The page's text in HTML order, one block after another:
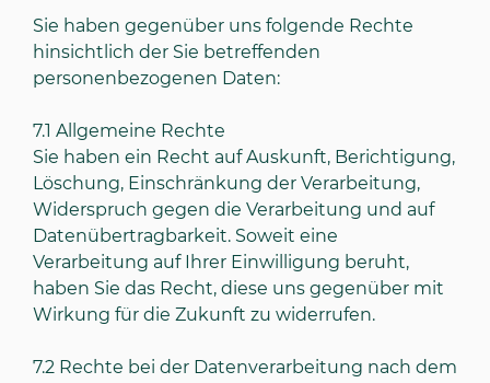
Sie haben gegenüber uns folgende Rechte
hinsichtlich der Sie betreffenden
personenbezogenen Daten:
7.1 Allgemeine Rechte
Sie haben ein Recht auf Auskunft, Berichtigung,
Löschung, Einschränkung der Verarbeitung,
Widerspruch gegen die Verarbeitung und auf
Datenübertragbarkeit. Soweit eine
Verarbeitung auf Ihrer Einwilligung beruht,
haben Sie das Recht, diese uns gegenüber mit
Wirkung für die Zukunft zu widerrufen.
7.2 Rechte bei der Datenverarbeitung nach dem